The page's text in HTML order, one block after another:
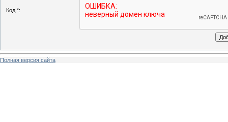
Код *:
Полная версия сайта